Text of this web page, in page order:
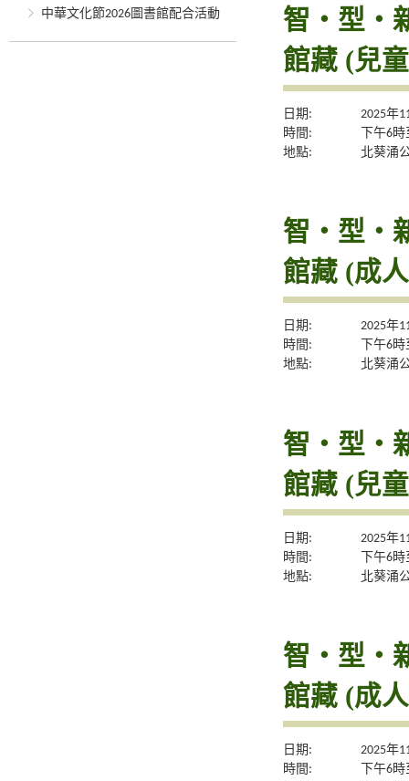
中華文化節2026圖書館配合活動
智‧型‧
館藏 (兒
日期:
2025年
時間:
下午6
地點:
北葵涌
智‧型‧
館藏 (成
日期:
2025年
時間:
下午6
地點:
北葵涌
智‧型‧
館藏 (兒
日期:
2025年
時間:
下午6
地點:
北葵涌
智‧型‧
館藏 (成
日期:
2025年
時間:
下午6